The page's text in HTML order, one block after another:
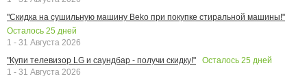
"Скидка на сушильную машину Beko при покупке стиральной машины!"
Осталось 25 дней
1 - 31 Августа 2026
"Купи телевизор LG и саундбар - получи скидку!"
Осталось 25 дней
1 - 31 Августа 2026